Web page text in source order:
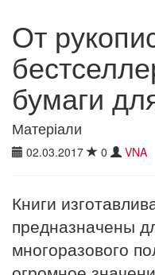
От
бумаги
Матеріали
02.03.2017 0 VNA
Книги
предназначены
многоразового